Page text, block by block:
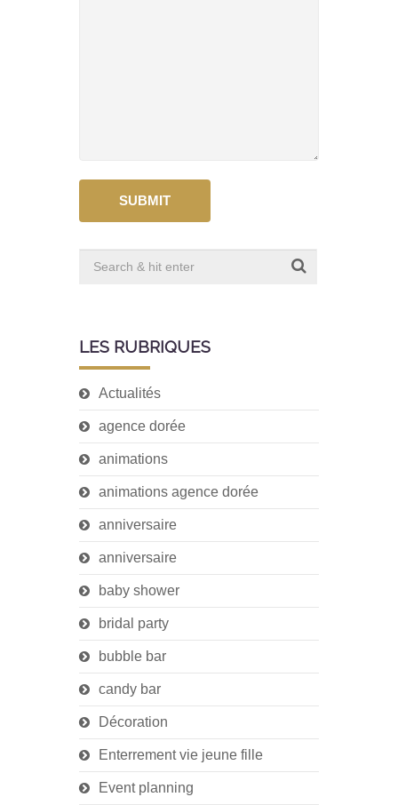
LES RUBRIQUES
Actualités
agence dorée
animations
animations agence dorée
anniversaire
anniversaire
baby shower
bridal party
bubble bar
candy bar
Décoration
Enterrement vie jeune fille
Event planning